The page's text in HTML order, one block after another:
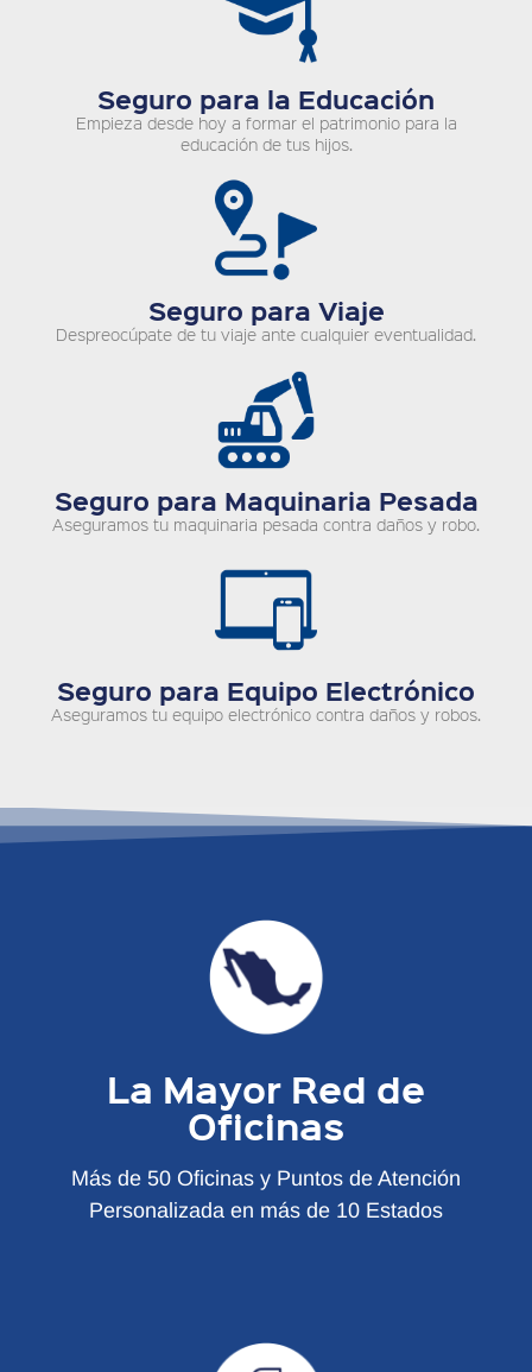
Seguro para la Educación
Empieza desde hoy a formar el patrimonio para la
educación de tus hijos.
Seguro para Viaje
Despreocúpate de tu viaje ante cualquier eventualidad.
Seguro para Maquinaria Pesada
Aseguramos tu maquinaria pesada contra daños y robo.
Seguro para Equipo Electrónico
Aseguramos tu equipo electrónico contra daños y robos.
La Mayor Red de
Oficinas
Más de 50 Oficinas y Puntos de Atención
Personalizada en más de 10 Estados